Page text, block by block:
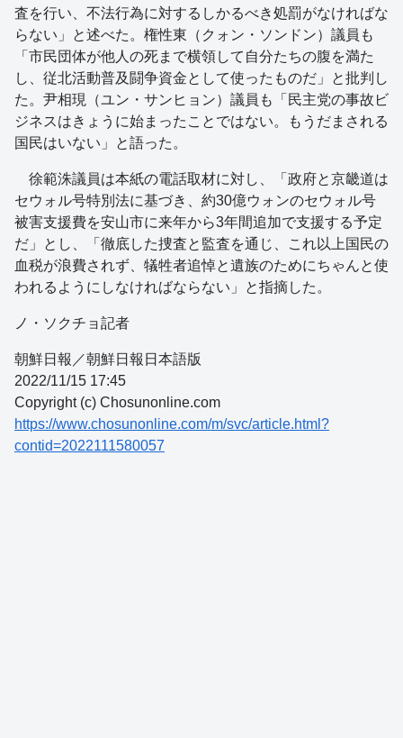
査を行い、不法行為に対するしかるべき処罰がなければな
らない」と述べた。権性東（クォン・ソンドン）議員も
「市民団体が他人の死まで横領して自分たちの腹を満た
し、従北活動普及闘争資金として使ったものだ」と批判し
た。尹相現（ユン・サンヒョン）議員も「民主党の事故ビ
ジネスはきょうに始まったことではない。もうだまされる
国民はいない」と語った。
徐範洙議員は本紙の電話取材に対し、「政府と京畿道は
セウォル号特別法に基づき、約30億ウォンのセウォル号
被害支援費を安山市に来年から3年間追加で支援する予定
だ」とし、「徹底した捜査と監査を通じ、これ以上国民の
血税が浪費されず、犠牲者追悼と遺族のためにちゃんと使
われるようにしなければならない」と指摘した。
ノ・ソクチョ記者
朝鮮日報／朝鮮日報日本語版
2022/11/15 17:45
Copyright (c) Chosunonline.com
https://www.chosunonline.com/m/svc/article.html?
contid=2022111580057